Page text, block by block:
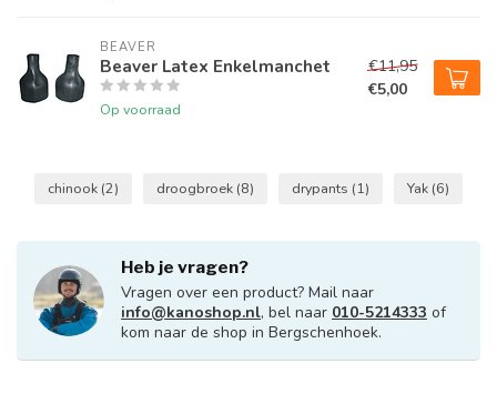
BEAVER
Beaver Latex Enkelmanchet
Op voorraad
€11,95
€5,00
chinook (2) droogbroek (8) drypants (1) Yak (6)
Heb je vragen?
Vragen over een product? Mail naar
info@kanoshop.nl, bel naar 010-5214333 of
kom naar de shop in Bergschenhoek.